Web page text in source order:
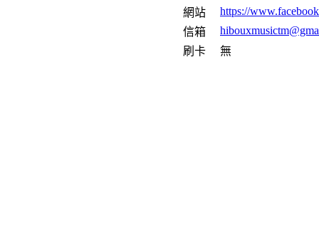
網站
https://
信箱
刷卡
無